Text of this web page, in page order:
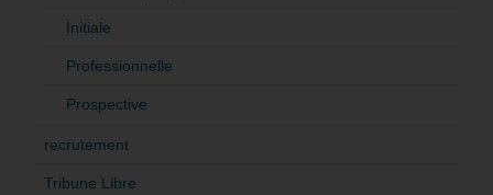
Initiale
Professionnelle
Prospective
recrutement
Tribune Libre